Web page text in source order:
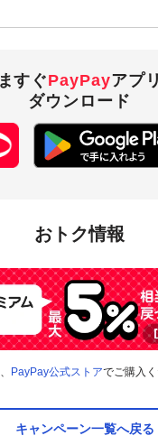
すぐPayPayアプ
ダウンロード
おトク情報
PayPay公式ストアでご購入く
キャンペーン一覧へ戻る